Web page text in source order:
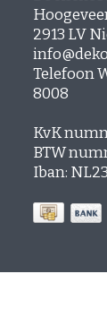
2913 LV
Telefoon
8008
KvK
BTW
Iban: